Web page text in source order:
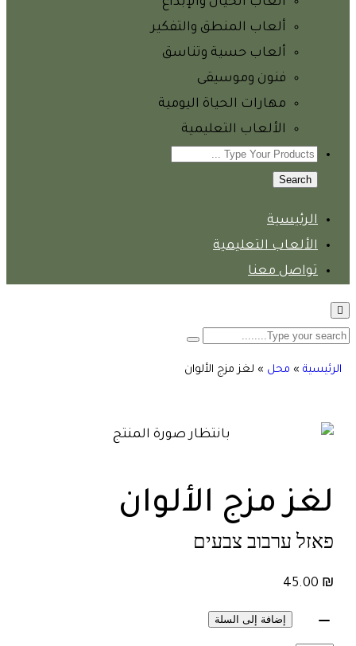
ألعاب المنطق والتفكير
ألعاب حسية وتناسق
فنون وموسيقى
مهارات الحياة اليومية
الألعاب التعليمية
Search
الرئيسية
الألعاب التعليمية
تواصل معنا
الرئيسية » محل » لغز مزج الألوان
لغز مزج الألوان
פאזל ערבוב צבעים
45.00 ₪
إضافة إلى السلة